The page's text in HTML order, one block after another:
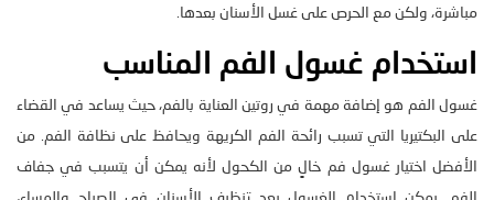
مباشرة، ولكن مع الحرص على غسل الأسنان بعدها.
استخدام غسول الفم المناسب
غسول الفم هو إضافة مهمة في روتين العناية بالفم، حيث يساعد في القضاء
على البكتيريا التي تسبب رائحة الفم الكريهة ويحافظ على نظافة الفم. من
الأفضل اختيار غسول فم خالٍ من الكحول لأنه يمكن أن يتسبب في جفاف
الفم. يمكن استخدام الغسول بعد تنظيف الأسنان في الصباح والمساء،